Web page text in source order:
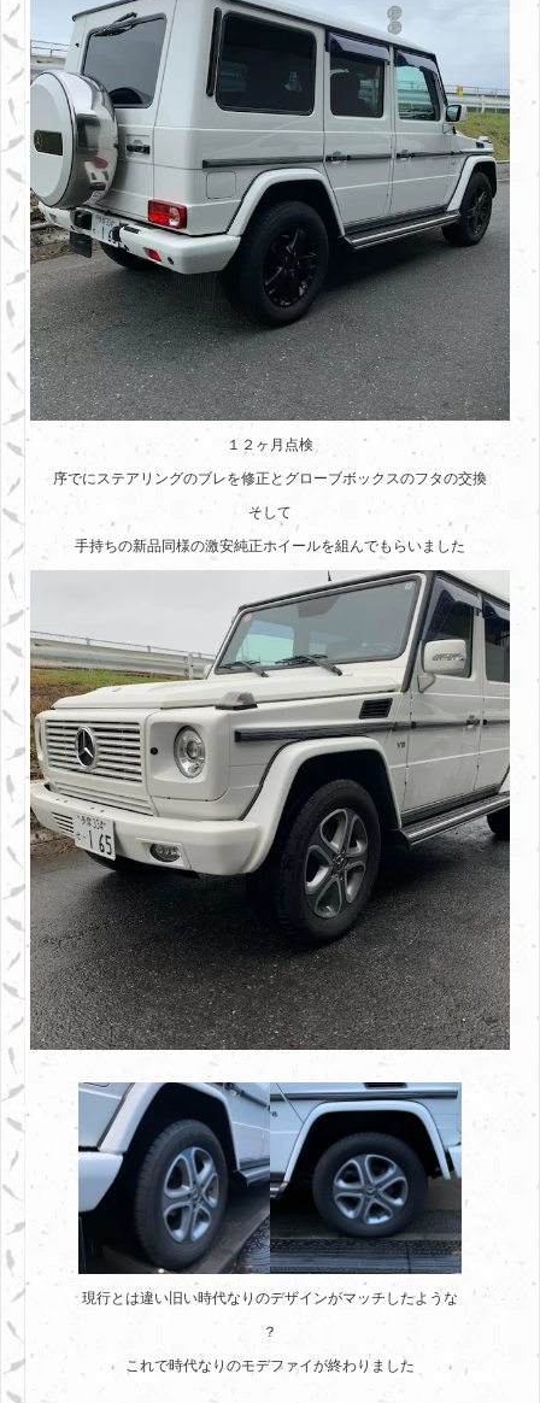
１２ヶ月点検
序でにステアリングのブレを修正とグローブボックスのフタの交換
そして
手持ちの新品同様の激安純正ホイールを組んでもらいました
現行とは違い旧い時代なりのデザインがマッチしたような
？
これで時代なりのモデファイが終わりました